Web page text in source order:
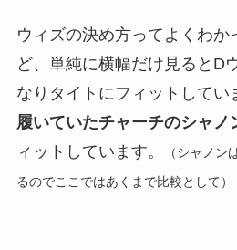
ウィズの決め方ってよくわか
ど、単純に横幅だけ見るとD
なりタイトにフィットしてい
履いていたチャーチのシャノ
ィットしています。
（シャノン
るのでここではあくまで比較として）